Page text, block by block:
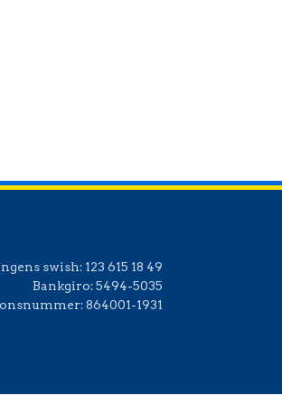
swish: 123 615 18 49
Bankgiro:5494-5035
864001-1931